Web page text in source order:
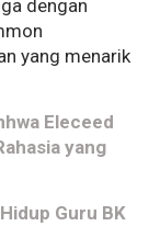
dengan
yang menarik
Eleceed
yang
Guru BK